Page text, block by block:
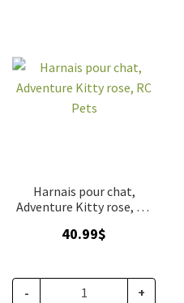
Harnais pour chat,
Adventure Kitty rose, RC
40.99$
- +